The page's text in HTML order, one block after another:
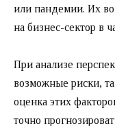
или пандемии. Их
на бизнес-сектор в
При анализе
возможные риски,
оценка этих
точно